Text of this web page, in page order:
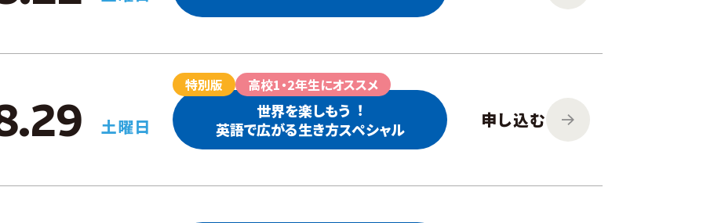
土曜日
特別版 高校1・2年生にオススメ
世界を楽しもう︕
英語で広がる⽣き⽅スペシャル
申し込む